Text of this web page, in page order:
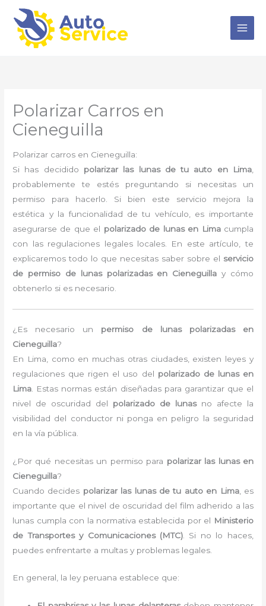
contenido
Polarizar Carros en
Cieneguilla
Polarizar carros en Cieneguilla:
Si has decidido polarizar las lunas de tu auto en Lima,
probablemente te estés preguntando si necesitas un
permiso para hacerlo. Si bien este servicio mejora la
estética y la funcionalidad de tu vehículo, es importante
asegurarse de que el polarizado de lunas en Limacumpla
con las regulaciones legales locales. En este artículo, te
explicaremos todo lo que necesitas saber sobre el servicio
de permiso de lunas polarizadas en Cieneguilla y cómo
obtenerlo si es necesario.
¿Es necesario un permiso de lunas polarizadas en
Cieneguilla?
En Lima, como en muchas otras ciudades, existen leyes y
regulaciones que rigen el uso del polarizado de lunas en
Lima . Estas normas están diseñadas para garantizar que el
nivel de oscuridad del polarizado de lunasno afecte la
visibilidad del conductor ni ponga en peligro la seguridad
en la vía pública.
¿Por qué necesitas un permiso para polarizar las lunas en
Cieneguilla?
Cuando decides polarizar las lunas de tu auto en Lima, es
importante que el nivel de oscuridad del film adherido a las
lunas cumpla con la normativa establecida por el Ministerio
de Transportes y Comunicaciones (MTC) . Si no lo haces,
puedes enfrentarte a multas y problemas legales.
En general, la ley peruana establece que: